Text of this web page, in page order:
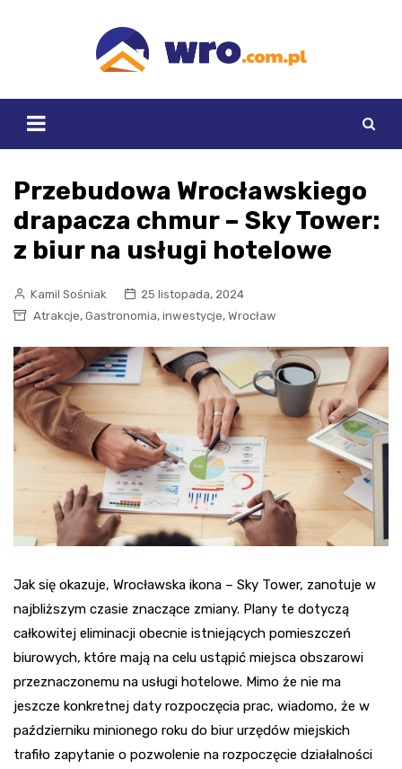
Przebudowa Wrocławskiego
drapacza chmur – Sky Tower:
z biur na usługi hotelowe
Kamil Sośniak
25 listopada, 2024
Atrakcje, Gastronomia, inwestycje, Wrocław
Jak się okazuje, Wrocławska ikona – Sky Tower, zanotuje w
najbliższym czasie znaczące zmiany. Plany te dotyczą
całkowitej eliminacji obecnie istniejących pomieszczeń
biurowych, które mają na celu ustąpić miejsca obszarowi
przeznaczonemu na usługi hotelowe. Mimo że nie ma
jeszcze konkretnej daty rozpoczęcia prac, wiadomo, że w
październiku minionego roku do biur urzędów miejskich
trafiło zapytanie o pozwolenie na rozpoczęcie działalności